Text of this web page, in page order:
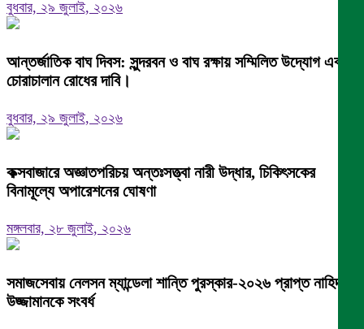
বুধবার, ২৯ জুলাই, ২০২৬
আন্তর্জাতিক বাঘ দিবস: সুন্দরবন ও বাঘ রক্ষায় সম্মিলিত উদ্যোগ এবং
চোরাচালান রোধের দাবি।
বুধবার, ২৯ জুলাই, ২০২৬
কক্সবাজারে অজ্ঞাতপরিচয় অন্তঃসত্ত্বা নারী উদ্ধার, চিকিৎসকের
বিনামূল্যে অপারেশনের ঘোষণা
মঙ্গলবার, ২৮ জুলাই, ২০২৬
সমাজসেবায় নেলসন ম্যান্ডেলা শান্তি পুরস্কার-২০২৬ প্রাপ্ত নাহিদ
উজ্জামানকে সংবর্ধ